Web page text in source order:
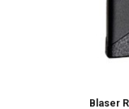
Blaser